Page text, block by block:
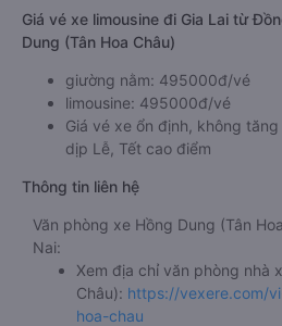
Giá vé xe limousine đi Gia Lai từ
Dung (Tân Hoa Châu)
giường nằm: 495000đ/vé
limousine: 495000đ/vé
Giá vé xe ổn định, không
dịp Lễ, Tết cao điểm
Thông tin liên hệ
Văn phòng xe Hồng Dung (Tân
Nai:
Xem địa chỉ văn phòng nhà
Châu): https://vexere.com/
hoa-chau